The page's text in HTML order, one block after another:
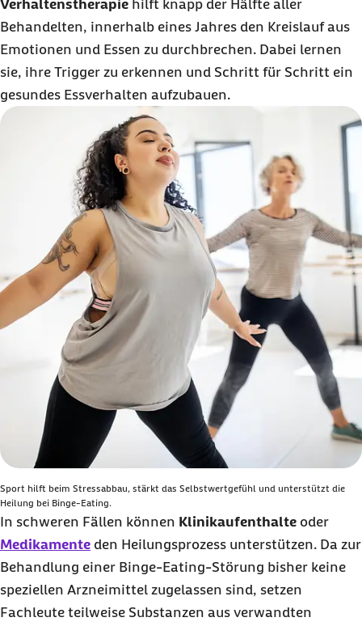
Verhaltenstherapie hilft knapp der Hälfte aller
Behandelten, innerhalb eines Jahres den Kreislauf aus
Emotionen und Essen zu durchbrechen. Dabei lernen
sie, ihre Trigger zu erkennen und Schritt für Schritt ein
gesundes Essverhalten aufzubauen.
Sport hilft beim Stressabbau, stärkt das Selbstwertgefühl und unterstützt die
Heilung bei Binge‑Eating.
In schweren Fällen können Klinikaufenthalte oder
Medikamente den Heilungsprozess unterstützen. Da zur
Behandlung einer Binge-Eating-Störung bisher keine
speziellen Arzneimittel zugelassen sind, setzen
Fachleute teilweise Substanzen aus verwandten